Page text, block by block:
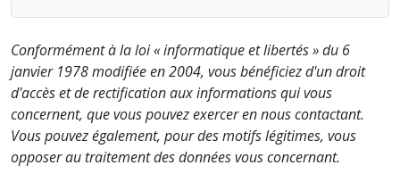
Conformément à la loi « informatique et libertés » du 6
janvier 1978 modifiée en 2004, vous bénéficiez d'un droit
d'accès et de rectification aux informations qui vous
concernent, que vous pouvez exercer en nous contactant.
Vous pouvez également, pour des motifs légitimes, vous
opposer au traitement des données vous concernant.